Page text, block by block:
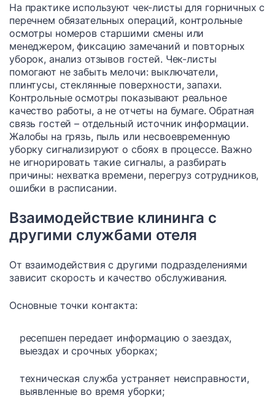
На практике используют чек-листы для горничных с
перечнем обязательных операций, контрольные
осмотры номеров старшими смены или
менеджером, фиксацию замечаний и повторных
уборок, анализ отзывов гостей. Чек-листы
помогают не забыть мелочи: выключатели,
плинтусы, стеклянные поверхности, запахи.
Контрольные осмотры показывают реальное
качество работы, а не отчеты на бумаге. Обратная
связь гостей – отдельный источник информации.
Жалобы на грязь, пыль или несвоевременную
уборку сигнализируют о сбоях в процессе. Важно
не игнорировать такие сигналы, а разбирать
причины: нехватка времени, перегруз сотрудников,
ошибки в расписании.
Взаимодействие клининга с
другими службами отеля
От взаимодействия с другими подразделениями
зависит скорость и качество обслуживания.
Основные точки контакта:
ресепшен передает информацию о заездах,
выездах и срочных уборках;
техническая служба устраняет неисправности,
выявленные во время уборки;